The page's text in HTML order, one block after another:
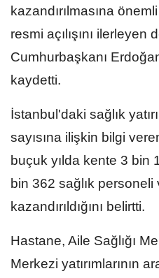
kazandırılmasına
resmi açılışını ilerleyen
Cumhurbaşkanı
kaydetti.
İstanbul'daki sağlık
sayısına ilişkin bilgi
buçuk yılda kente 3 bin
bin 362 sağlık personeli
kazandırıldığını belirtti.
Hastane, Aile Sağlığı
Merkezi yatırımlarının